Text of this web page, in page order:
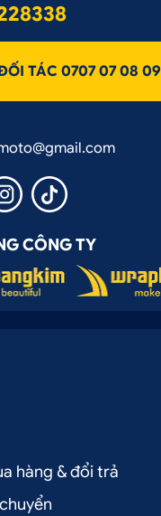
TÁC 0707 07 08 09
CÔNG TY
hàng & đổi trả